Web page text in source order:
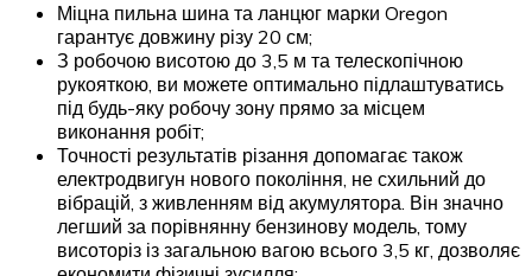
Міцна пильна шина та ланцюг марки Oregon
гарантує довжину різу 20 см;
З робочою висотою до 3,5 м та телескопічною
рукояткою, ви можете оптимально підлаштуватись
під будь-яку робочу зону прямо за місцем
виконання робіт;
Точності результатів різання допомагає також
електродвигун нового покоління, не схильний до
вібрацій, з живленням від акумулятора. Він значно
легший за порівнянну бензинову модель, тому
висоторіз із загальною вагою всього 3,5 кг, дозволяє